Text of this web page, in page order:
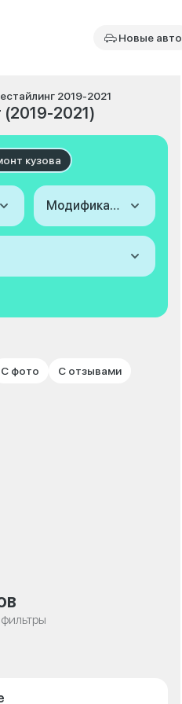
Новые авто
2019-2021
(2019-2021)
кузова
Модификация
С фото С отзывами